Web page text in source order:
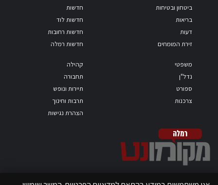
ביטחון ובטיחות
בריאות
דעות
זירת המומחים
חדשות
חדשות לוד
חדשות רחובות
חדשות רמלה
משפטי
נדל"ן
ספורט
צרכנות
קהילה
תחבורה
תיירות ונופש
תרבות וחינוך
הצהרת נגישות